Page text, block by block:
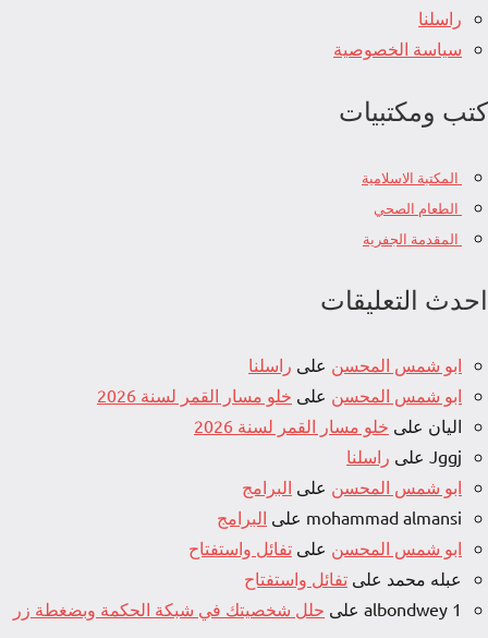
راسلنا
سياسة الخصوصية
كتب ومكتبيات
المكتبة الاسلامية
الطعام الصحي
المقدمة الجفرية
احدث التعليقات
ابو شمس المحسن على راسلنا
ابو شمس المحسن على خلو مسار القمر لسنة 2026
اليان على خلو مسار القمر لسنة 2026
Jggj على راسلنا
ابو شمس المحسن على البرامج
mohammad almansi على البرامج
ابو شمس المحسن على تفائل واستفتاح
عبله محمد على تفائل واستفتاح
albondwey 1 على حلل شخصيتك في شبكة الحكمة وبضغطة زر